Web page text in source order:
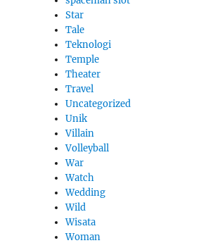
Star
Tale
Teknologi
Temple
Theater
Travel
Uncategorized
Unik
Villain
Volleyball
War
Watch
Wedding
Wild
Wisata
Woman